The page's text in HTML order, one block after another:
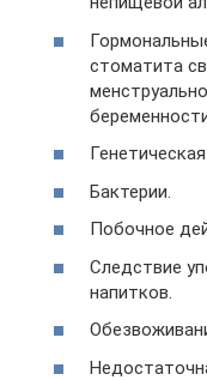
стоматита
Бактерии.
Побочное
Следствие
напитков.